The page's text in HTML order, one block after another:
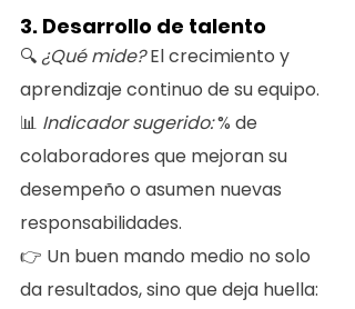
3. Desarrollo de talento
🔍 ¿Qué mide? El crecimiento y
aprendizaje continuo de su equipo.
📊 Indicador sugerido: % de
colaboradores que mejoran su
desempeño o asumen nuevas
responsabilidades.
👉 Un buen mando medio no solo
da resultados, sino que deja huella: